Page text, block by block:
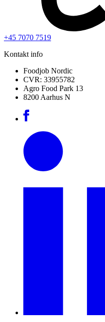
+45 7070 7519
Kontakt info
Foodjob Nordic
CVR: 33955782
Agro Food Park 13
8200 Aarhus N